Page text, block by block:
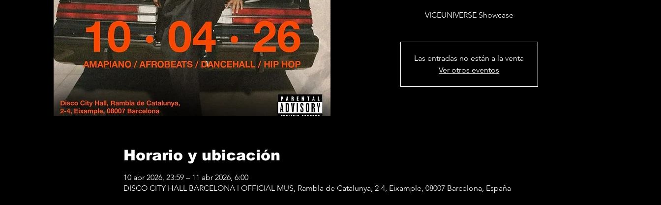
VICEUNIVERSE Showcase
Las entradas no están a la venta
Ver otros eventos
Horario y ubicación
10 abr 2026, 23:59 – 11 abr 2026, 6:00
DISCO CITY HALL BARCELONA l OFFICIAL MUS, Rambla de Catalunya, 2-4, Eixample, 08007 Barcelona, España